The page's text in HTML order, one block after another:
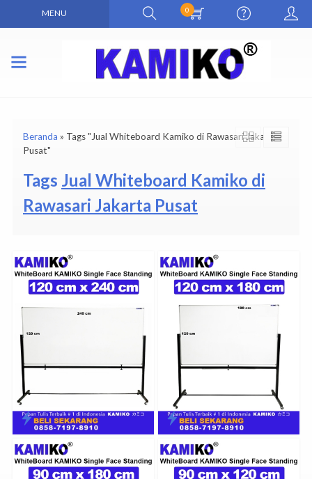
MENU 0
Beranda » Tags "Jual Whiteboard Kamiko di Rawasari Jakarta
Pusat"
Tags Jual Whiteboard Kamiko di
Rawasari Jakarta Pusat